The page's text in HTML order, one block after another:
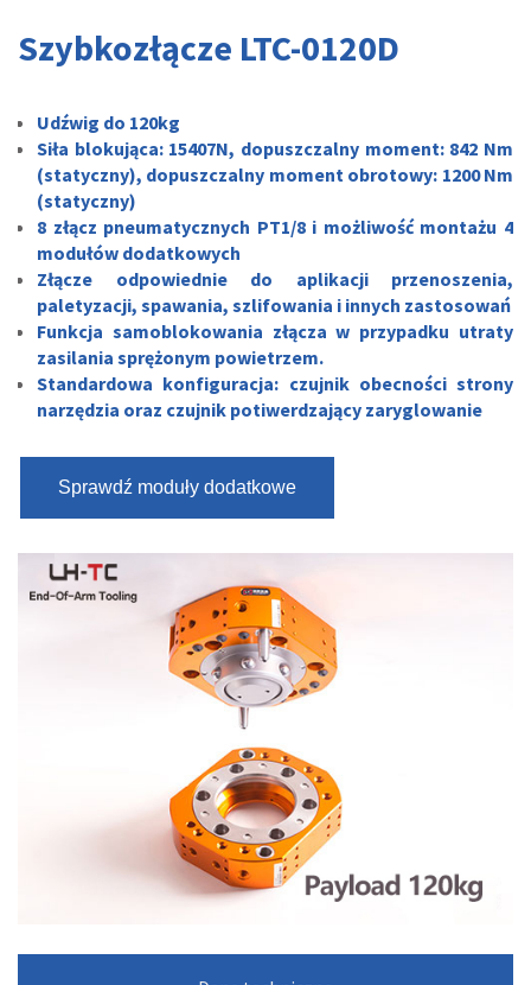
Szybkozłącze LTC-0120D
Udźwig do 120kg
Siła blokująca: 15407N, dopuszczalny moment: 842 Nm
(statyczny), dopuszczalny moment obrotowy: 1200 Nm
(statyczny)
8 złącz pneumatycznych PT1/8 i możliwość montażu 4
modułów dodatkowych
Złącze odpowiednie do aplikacji przenoszenia,
paletyzacji, spawania, szlifowania i innych zastosowań
Funkcja samoblokowania złącza w przypadku utraty
zasilania sprężonym powietrzem.
Standardowa konfiguracja: czujnik obecności strony
narzędzia oraz czujnik potiwerdzający zaryglowanie
Sprawdź moduły dodatkowe